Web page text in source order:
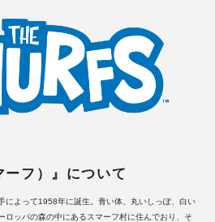
ーフ）』について
によって1958年に誕生。青い体、丸いしっぽ、白い
ロッパの森の中にあるスマーフ村に住んでおり、そ